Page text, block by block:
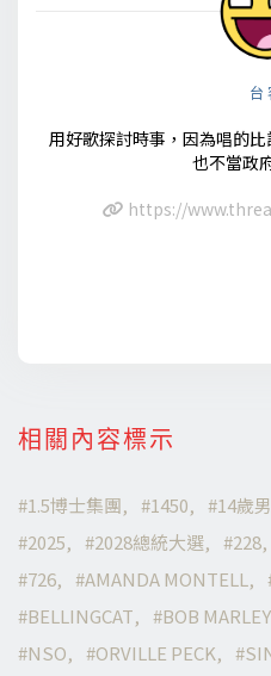
台
用好歌探討時事，因為唱的
也不當政
https://
相關內容標示
1.5博士集團 1450 14歲
2025
2028總統大選 228
726
AMANDA MONTELL
BELLINGCAT
BOB MARLEY
NSO
ORVILLE PECK